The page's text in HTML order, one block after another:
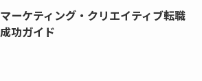
マーケティング・クリエイティブ転職
成功ガイド